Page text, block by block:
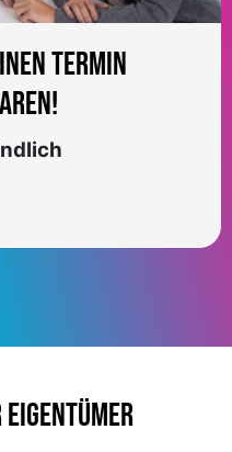
Termin